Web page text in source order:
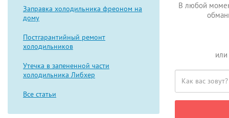
Заправка холодильника фреоном на
дому
Постгарантийный ремонт
холодильников
Утечка в запененной части
холодильника Либхер
Все статьи
В любой